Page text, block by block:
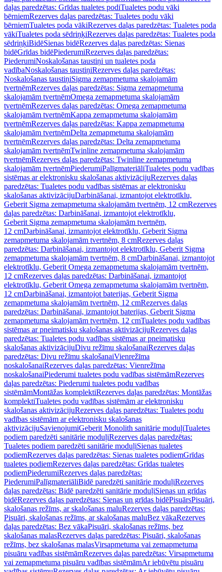
daļas paredzētas: Grīdas tualetes podiTualetes podu vāki
bērniemRezerves daļas paredzētas: Tualetes podu vāki
bērniemTualetes poda vākiRezerves daļas paredzētas: Tualetes poda
vākiTualetes poda sēdriņķiRezerves daļas paredzētas: Tualetes poda
sēdriņķiBidēSienas bidēRezerves daļas paredzētas: Sienas
bidēGrīdas bidēPiederumiRezerves daļas paredzētas:
PiederumiNoskalošanas taustiņi un tualetes poda
vadībaNoskalošanas taustiņiRezerves daļas paredzētas:
Noskalošanas taustiņiSigma zemapmetuma skalojamām
tvertnēmRezerves daļas paredzētas: Sigma zemapmetuma
skalojamām tvertnēmOmega zemapmetuma skalojamām
tvertnēmRezerves daļas paredzētas: Omega zemapmetuma
skalojamām tvertnēmKappa zemapmetuma skalojamām
tvertnēmRezerves daļas paredzētas: Kappa zemapmetuma
skalojamām tvertnēmDelta zemapmetuma skalojamām
tvertnēmRezerves daļas paredzētas: Delta zemapmetuma
skalojamām tvertnēmTwinline zemapmetuma skalojamām
tvertnēmRezerves daļas paredzētas: Twinline zemapmetuma
skalojamām tvertnēmPiederumiPalīgmateriāliTualetes podu vadības
sistēmas ar elektronisku skalošanas aktivizācijuRezerves daļas
paredzētas: Tualetes podu vadības sistēmas ar elektronisku
skalošanas aktivizācijuDarbināšanai, izmantojot elektrotīklu,
Geberit Sigma zemapmetuma skalojamām tvertnēm, 12 cmRezerves
daļas paredzētas: Darbināšanai, izmantojot elektrotīklu,
Geberit Sigma zemapmetuma skalojamām tvertnēm,
12 cmDarbināšanai, izmantojot elektrotīklu, Geberit Sigma
zemapmetuma skalojamām tvertnēm, 8 cmRezerves daļas
paredzētas: Darbināšanai, izmantojot elektrotīklu, Geberit Sigma
zemapmetuma skalojamām tvertnēm, 8 cmDarbināšanai, izmantojot
elektrotīklu, Geberit Omega zemapmetuma skalojamām tvertnēm,
12 cmRezerves daļas paredzētas: Darbināšanai, izmantojot
elektrotīklu, Geberit Omega zemapmetuma skalojamām tvertnēm,
12 cmDarbināšanai, izmantojot baterijas, Geberit Sigma
zemapmetuma skalojamām tvertnēm, 12 cmRezerves daļas
paredzētas: Darbināšanai, izmantojot baterijas, Geberit Sigma
zemapmetuma skalojamām tvertnēm, 12 cmTualetes podu vadības
sistēmas ar pneimatisku skalošanas aktivizācijuRezerves daļas
paredzētas: Tualetes podu vadības sistēmas ar pneimatisku
skalošanas aktivizācijuDivu režīmu skalošanaiRezerves daļas
paredzētas: Divu režīmu skalošanaiVienrežīma
noskalošanaiRezerves daļas paredzētas: Vienrežīma
noskalošanaiPiederumi tualetes podu vadības sistēmāmRezerves
daļas paredzētas: Piederumi tualetes podu vadības
sistēmāmMontāžas komplektiRezerves daļas paredzētas: Montāžas
komplektiTualetes podu vadības sistēmām ar elektronisku
skalošanas aktivizācijuRezerves daļas paredzētas: Tualetes podu
vadības sistēmām ar elektronisku skalošanas
aktivizācijuSavienojumiGeberit Monolith sanitārie moduļiTualetes
podiem paredzēti sanitārie moduļiRezerves daļas paredzētas:
Tualetes podiem paredzēti sanitārie moduļiSienas tualetes
podiemRezerves daļas paredzētas: Sienas tualetes podiemGrīdas
tualetes podiemRezerves daļas paredzētas: Grīdas tualetes
podiemPiederumiRezerves daļas paredzētas:
PiederumiPalīgmateriāliBidē paredzēti sanitārie moduļiRezerves
daļas paredzētas: Bidē paredzēti sanitārie moduļiSienas un grīdas
bidēRezerves daļas paredzētas: Sienas un grīdas bidēPisuārsPisuāri,
skalošanas režīms, ar skalošanas maluRezerves daļas paredzētas:
Pisuāri, skalošanas režīms, ar skalošanas maluBez vākaRezerves
daļas paredzētas: Bez vākaPisuāri, skalošanas režīms, bez
skalošanas malasRezerves daļas paredzētas: Pisuāri, skalošanas
režīms, bez skalošanas malasVirsapmetuma vai zemapmetuma
pisuāru vadības sistēmāmRezerves daļas paredzētas: Virsapmetuma
vai zemapmetuma pisuāru vadības sistēmāmAr iebūvētu pisuāru